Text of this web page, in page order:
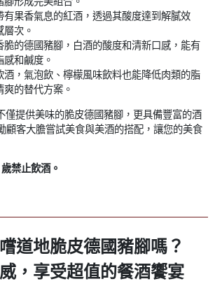
有果香氣息的紅酒，透過其酸度達到解膩效
次。
脆的德國豬腳，白酒的酸度和清新口感，能有
和鹹度。
酒，氣泡飲、檸檬風味飲料也能降低肉類的脂
的替代方案。
僅提供美味的脆皮德國豬腳，更具備豐富的酒
顧客大膽嘗試美食與美酒的搭配，讓您的美食
禁止飲酒。
道地脆皮德國豬腳嗎？
，享受超值的餐酒饗宴